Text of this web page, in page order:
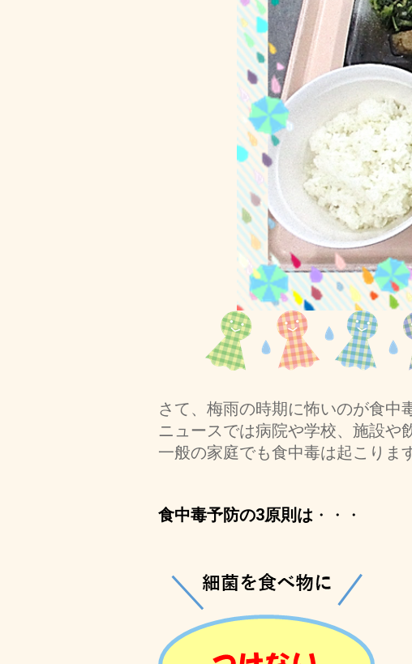
さて、梅雨の時期に怖いのが食中毒
ニュースでは病院や学校、施設や
一般の家庭でも食中毒は起こりま
食中毒予防の3原則は・・・